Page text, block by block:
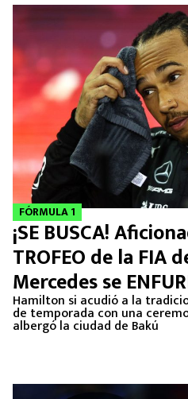
FÓRMULA 1
¡SE BUSCA!
TROFEO de la FIA
Mercedes se
Hamilton si acudió a la
de temporada con una
albergó la ciudad de Bakú